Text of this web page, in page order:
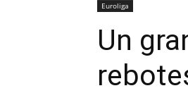
Euroliga
Un